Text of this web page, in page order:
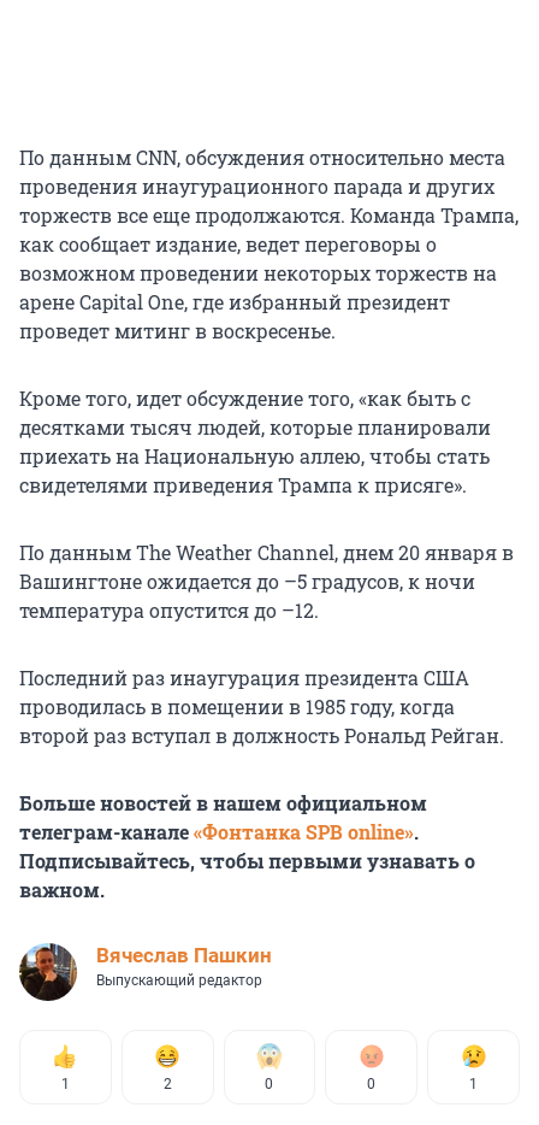
По данным CNN, обсуждения относительно места
проведения инаугурационного парада и других
торжеств все еще продолжаются. Команда Трампа,
как сообщает издание, ведет переговоры о
возможном проведении некоторых торжеств на
арене Capital One, где избранный президент
проведет митинг в воскресенье.
Кроме того, идет обсуждение того, «как быть с
десятками тысяч людей, которые планировали
приехать на Национальную аллею, чтобы стать
свидетелями приведения Трампа к присяге».
По данным The Weather Channel, днем 20 января в
Вашингтоне ожидается до –5 градусов, к ночи
температура опустится до –12.
Последний раз инаугурация президента США
проводилась в помещении в 1985 году, когда
второй раз вступал в должность Рональд Рейган.
Больше новостей в нашем официальном
телеграм-канале«Фонтанка SPB online».
Подписывайтесь, чтобы первыми узнавать о
важном.
Вячеслав Пашкин
Выпускающий редактор
1 2 0 0 1